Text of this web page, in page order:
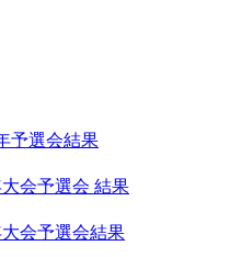
予選会結果
会予選会 結果
会予選会結果